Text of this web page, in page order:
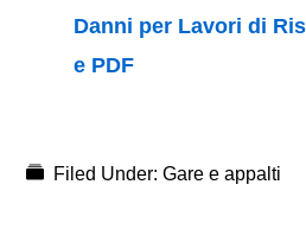
Danni per Lavori di
e PDF
Filed Under:Gare e appalti